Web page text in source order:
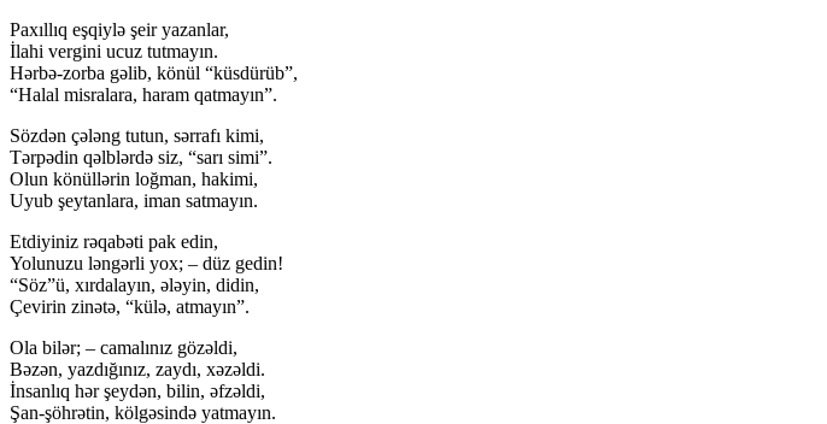
Paxıllıq eşqiylə şeir yazanlar,
İlahi vergini ucuz tutmayın.
Hərbə-zorba gəlib, könül “küsdürüb”,
“Halal misralara, haram qatmayın”.
Sözdən çələng tutun, sərrafı kimi,
Tərpədin qəlblərdə siz, “sarı simi”.
Olun könüllərin loğman, hakimi,
Uyub şeytanlara, iman satmayın.
Etdiyiniz rəqabəti pak edin,
Yolunuzu ləngərli yox; – düz gedin!
“Söz”ü, xırdalayın, ələyin, didin,
Çevirin zinətə, “külə, atmayın”.
Ola bilər; – camalınız gözəldi,
Bəzən, yazdığınız, zaydı, xəzəldi.
İnsanlıq hər şeydən, bilin, əfzəldi,
Şan-şöhrətin, kölgəsində yatmayın.